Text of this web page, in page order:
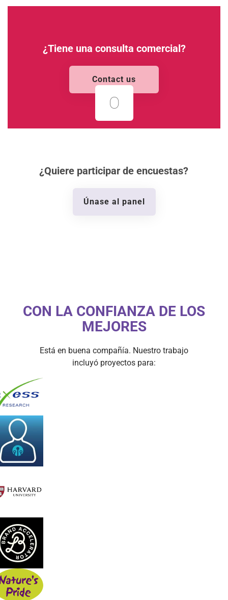
¿Tiene una consulta comercial?
Contact us
¿Quiere participar de encuestas?
Únase al panel
O
CON LA CONFIANZA DE LOS
MEJORES
Está en buena compañía. Nuestro trabajo
incluyó proyectos para: